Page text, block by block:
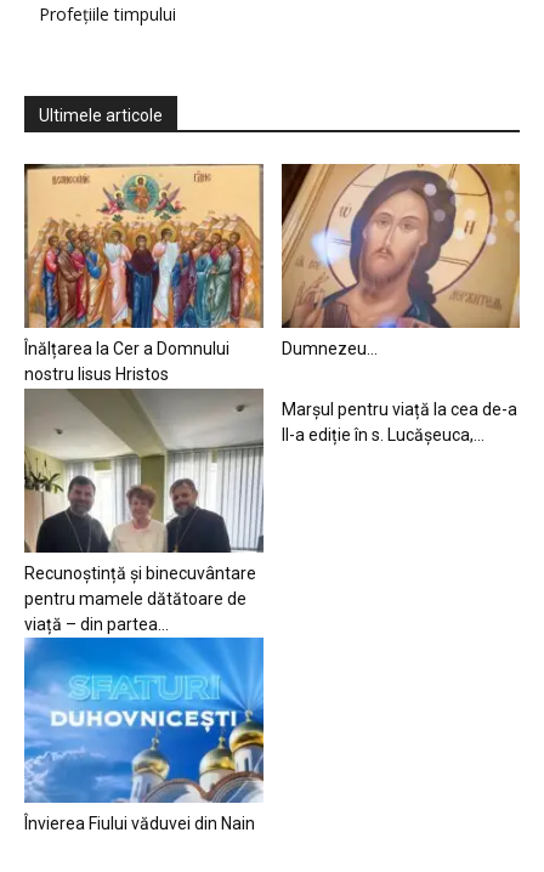
Profețiile timpului
Ultimele articole
Înălțarea la Cer a Domnului
nostru Iisus Hristos
Dumnezeu…
Recunoștință și binecuvântare
pentru mamele dătătoare de
viață – din partea...
Marșul pentru viață la cea de-a
II-a ediție în s. Lucășeuca,...
Învierea Fiului văduvei din Nain